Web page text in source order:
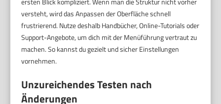
versteht, wird das Anpassen der Oberfläche schnell
frustrierend. Nutze deshalb Handbücher, Online-Tutorials oder
Support-Angebote, um dich mit der Menüführung vertraut zu
machen. So kannst du gezielt und sicher Einstellungen
vornehmen.
Unzureichendes Testen nach
Änderungen